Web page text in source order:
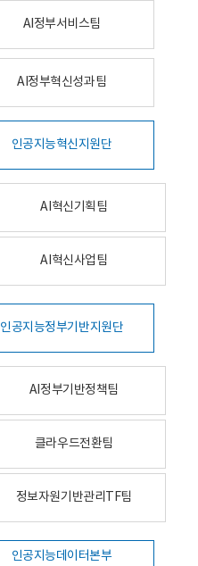
AI정부서비스팀
AI정부혁신성과팀
인공지능혁신지원단
AI혁신기획팀
AI혁신사업팀
인공지능정부기반지원단
AI정부기반정책팀
클라우드전환팀
정보자원기반관리TF팀
인공지능데이터본부